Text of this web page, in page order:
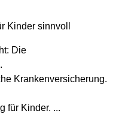
Kinder sinnvoll
Die
Krankenversicherung.
für Kinder. ...